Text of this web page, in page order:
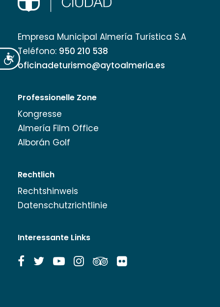
Accesibilidad
Empresa Municipal Almería Turística S.A
Teléfono: 950 210 538
oficinadeturismo@aytoalmeria.es
Professionelle Zone
Kongresse
Almería Film Office
Alborán Golf
Rechtlich
Rechtshinweis
Datenschutzrichtlinie
Interessante Links